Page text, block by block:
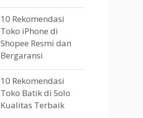
10 Rekomendasi
Toko iPhone di
Shopee Resmi dan
Bergaransi
10 Rekomendasi
Toko Batik di Solo
Kualitas Terbaik